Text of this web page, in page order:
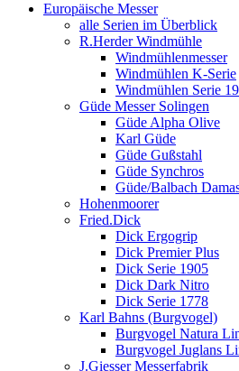
Europäische Messer
alle Serien im Überblick
R.Herder Windmühle
Windmühlenmesser
Windmühlen K-Serie
Windmühlen Serie
Güde Messer Solingen
Güde Alpha Olive
Karl Güde
Güde Gußstahl
Güde Synchros
Güde/Balbach
Hohenmoorer
Fried.Dick
Dick Ergogrip
Dick Premier Plus
Dick Serie 1905
Dick Dark Nitro
Dick Serie 1778
Karl Bahns (Burgvogel)
Burgvogel Natura
Burgvogel Juglans
J.Giesser Messerfabrik